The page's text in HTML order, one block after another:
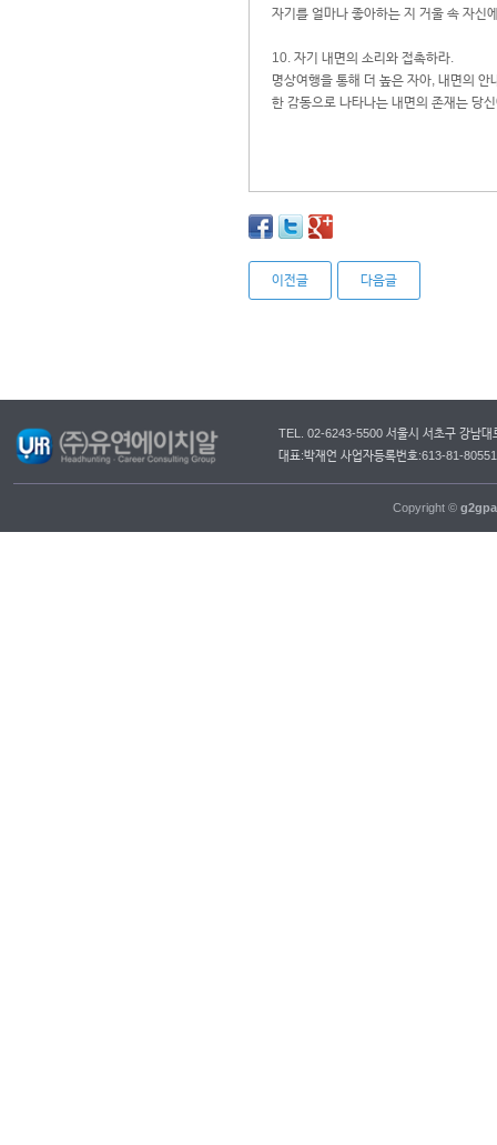
자기를 얼마나 좋아하는 지 거울 속 자신
10. 자기 내면의 소리와 접촉하라.
명상여행을 통해 더 높은 자아, 내면의
한 감동으로 나타나는 내면의 존재는 당
이전글 다음글
TEL. 02-6243-5500 서울시 서초구 강남대
대표:박재언 사업자등록번호:613-81-
Copyright ©